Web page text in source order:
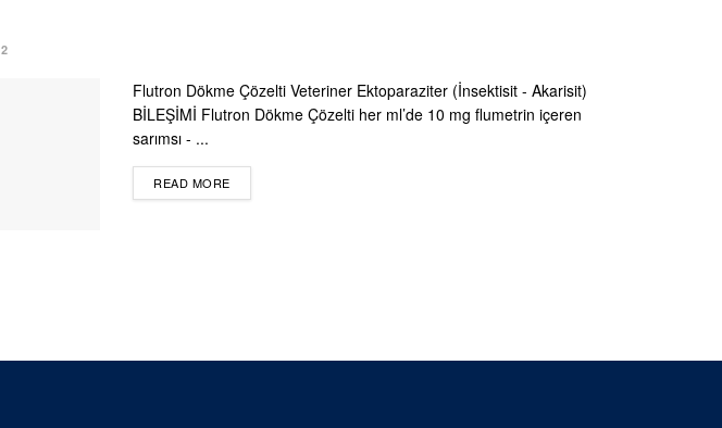
2
Flutron Dökme Çözelti Veteriner Ektoparaziter (İnsektisit - Akarisit)
BİLEŞİMİ Flutron Dökme Çözelti her ml’de 10 mg flumetrin içeren
sarımsı - ...
READ MOREDETAILS